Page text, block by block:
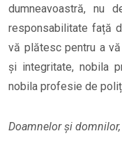
dumneavoastră, nu
responsabilitate față
vă plătesc pentru a
și integritate, nobila
nobila profesie de
Doamnelor și domnilor,